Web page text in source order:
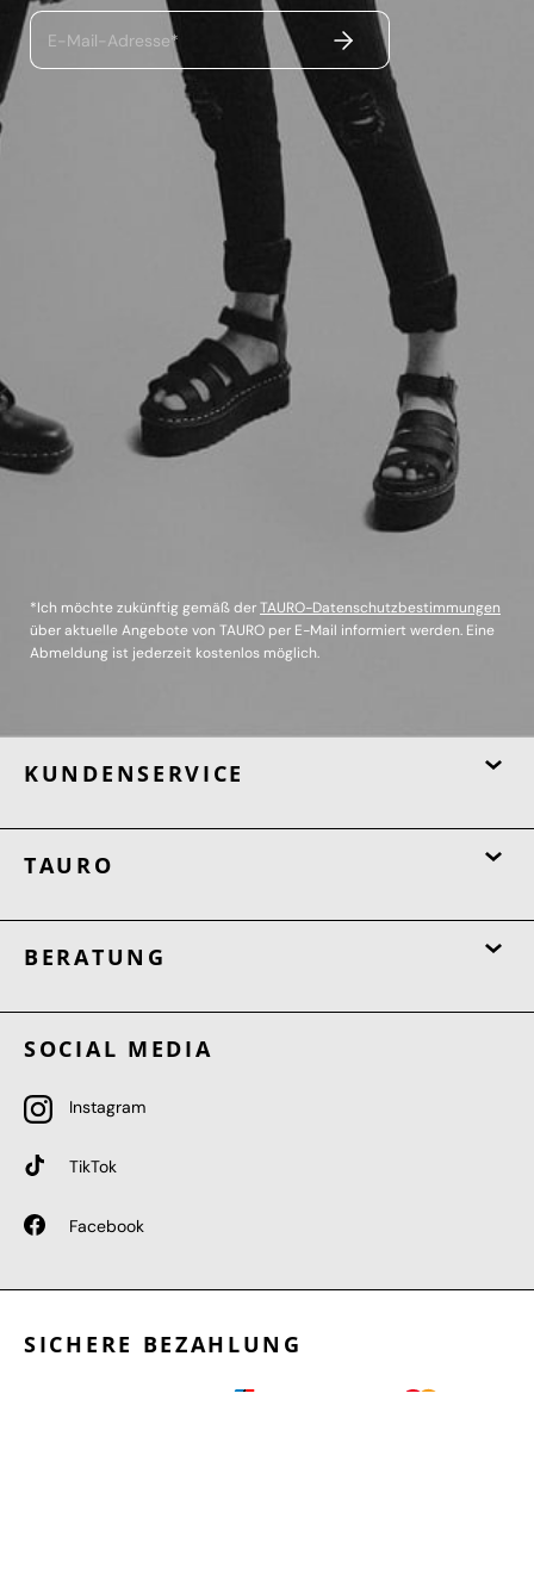
E-Mail-Adresse* ABSENDEN
*Ich möchte zukünftig gemäß derTAURO-Datenschutzbestimmungen
über aktuelle Angebote von TAURO per E-Mail informiert werden. Eine
Abmeldung ist jederzeit kostenlos möglich.
KUNDENSERVICE
TAURO
BERATUNG
SOCIAL MEDIA
Instagram
TikTok
Facebook
SICHERE BEZAHLUNG